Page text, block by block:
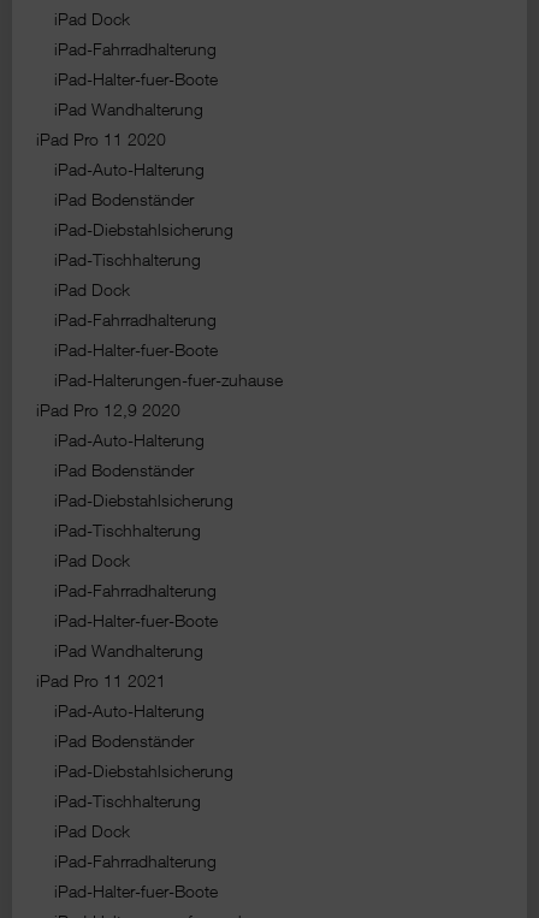
iPad Dock
iPad-Fahrradhalterung
iPad-Halter-fuer-Boote
iPad Wandhalterung
iPad Pro 11 2020
iPad-Auto-Halterung
iPad Bodenständer
iPad-Diebstahlsicherung
iPad-Tischhalterung
iPad Dock
iPad-Fahrradhalterung
iPad-Halter-fuer-Boote
iPad-Halterungen-fuer-zuhause
iPad Pro 12,9 2020
iPad-Auto-Halterung
iPad Bodenständer
iPad-Diebstahlsicherung
iPad-Tischhalterung
iPad Dock
iPad-Fahrradhalterung
iPad-Halter-fuer-Boote
iPad Wandhalterung
iPad Pro 11 2021
iPad-Auto-Halterung
iPad Bodenständer
iPad-Diebstahlsicherung
iPad-Tischhalterung
iPad Dock
iPad-Fahrradhalterung
iPad-Halter-fuer-Boote